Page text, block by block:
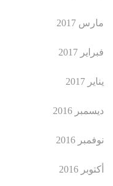
مارس 2017
فبراير 2017
يناير 2017
ديسمبر 2016
نوفمبر 2016
أكتوبر 2016